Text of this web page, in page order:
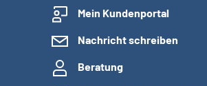
Mein Kundenportal
Nachricht schreiben
Beratung